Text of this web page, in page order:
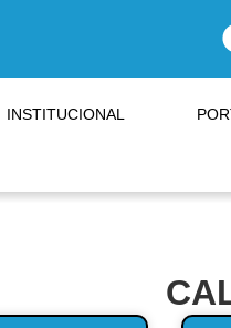
INSTITUCIONAL